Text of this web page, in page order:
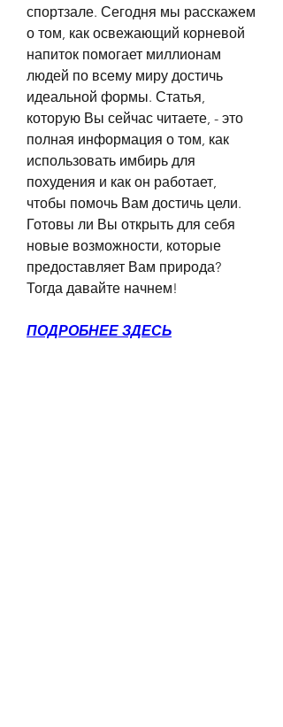
спортзале. Сегодня мы расскажем
о том, как освежающий корневой
напиток помогает миллионам
людей по всему миру достичь
идеальной формы. Статья,
которую Вы сейчас читаете, - это
полная информация о том, как
использовать имбирь для
похудения и как он работает,
чтобы помочь Вам достичь цели.
Готовы ли Вы открыть для себя
новые возможности, которые
предоставляет Вам природа?
Тогда давайте начнем!
ПОДРОБНЕЕ ЗДЕСЬ